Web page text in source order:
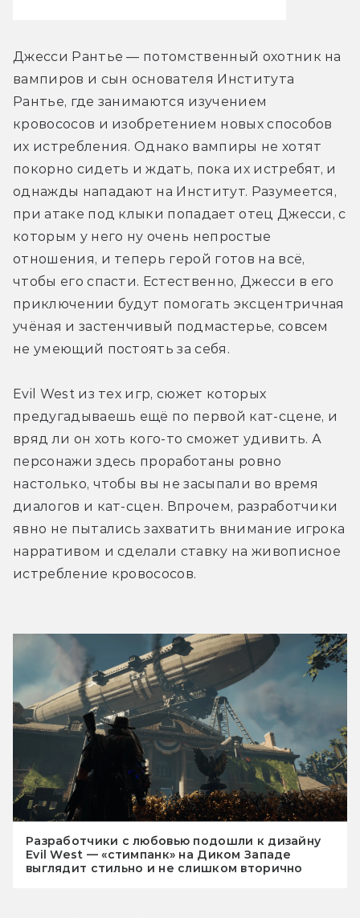
Джесси Рантье — потомственный охотник на
вампиров и сын основателя Института
Рантье, где занимаются изучением
кровососов и изобретением новых способов
их истребления. Однако вампиры не хотят
покорно сидеть и ждать, пока их истребят, и
однажды нападают на Институт. Разумеется,
при атаке под клыки попадает отец Джесси, с
которым у него ну очень непростые
отношения, и теперь герой готов на всё,
чтобы его спасти. Естественно, Джесси в его
приключении будут помогать эксцентричная
учёная и застенчивый подмастерье, совсем
не умеющий постоять за себя.
Evil West из тех игр, сюжет которых
предугадываешь ещё по первой кат-сцене, и
вряд ли он хоть кого-то сможет удивить. А
персонажи здесь проработаны ровно
настолько, чтобы вы не засыпали во время
диалогов и кат-сцен. Впрочем, разработчики
явно не пытались захватить внимание игрока
нарративом и сделали ставку на живописное
истребление кровососов.
Разработчики с любовью подошли к дизайну
Evil West — «стимпанк» на Диком Западе
выглядит стильно и не слишком вторично